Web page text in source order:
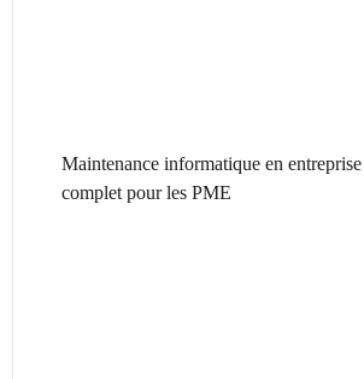
Maintenance informatique en
complet pour les PME